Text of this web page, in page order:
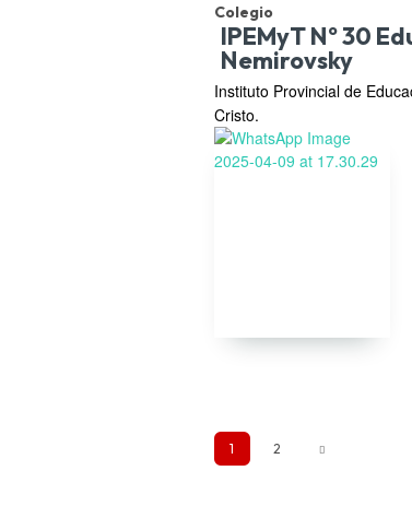
Colegio
IPEMyT Nº 30
Nemirovsky
Instituto Provincial de
Cristo.
1 2